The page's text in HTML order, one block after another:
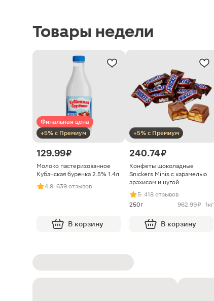
Товары недели
Финальная цена
+5% с Премиум
129.99 ₽
Молоко пастеризованное
Кубанская буренка 2.5% 1.4л
4.8· 639 отзывов
В корзину
+5% с Премиум
240.74 ₽
Конфеты шоколадные
Snickers Minis с карамелью
арахисом и нугой
5· 418 отзывов
250г
962.99 ₽ · 1кг
В корзину